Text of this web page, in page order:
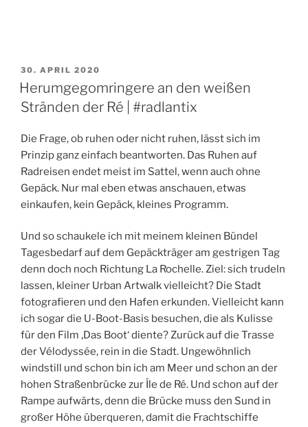
VERÖFFENTLICHT
AM
30. APRIL 2020
Herumgegomringere an den weißen
Stränden der Ré | #radlantix
Die Frage, ob ruhen oder nicht ruhen, lässt sich im
Prinzip ganz einfach beantworten. Das Ruhen auf
Radreisen endet meist im Sattel, wenn auch ohne
Gepäck. Nur mal eben etwas anschauen, etwas
einkaufen, kein Gepäck, kleines Programm.
Und so schaukele ich mit meinem kleinen Bündel
Tagesbedarf auf dem Gepäckträger am gestrigen Tag
denn doch noch Richtung La Rochelle. Ziel: sich trudeln
lassen, kleiner Urban Artwalk vielleicht? Die Stadt
fotografieren und den Hafen erkunden. Vielleicht kann
ich sogar die U-Boot-Basis besuchen, die als Kulisse
für den Film ‚Das Boot‘ diente? Zurück auf die Trasse
der Vélodyssée, rein in die Stadt. Ungewöhnlich
windstill und schon bin ich am Meer und schon an der
hohen Straßenbrücke zur Île de Ré. Und schon auf der
Rampe aufwärts, denn die Brücke muss den Sund in
großer Höhe überqueren, damit die Frachtschiffe